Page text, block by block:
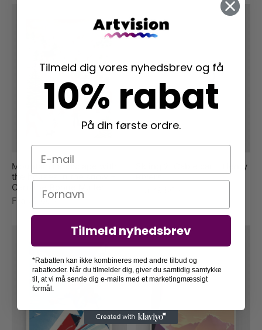
Mountain Landscape with
the houses in the snow –
Caroline Bonne Muller
Fra
79,00kr.
Skiing 2: Cable car – Henry
Rivers
Tilmeld dig vores nyhedsbrev og få
10% rabat
På din første ordre.
E-mail
Navn
Tilmeld nyhedsbrev
*Rabatten kan ikke kombineres med andre tilbud og
rabatkoder. Når du tilmelder dig, giver du samtidig samtykke
til, at vi må sende dig e-mails med et marketingmæssigt
formål.